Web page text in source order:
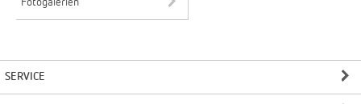
Fotogalerien
SERVICE